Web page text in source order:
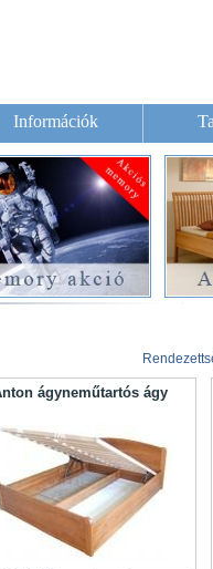
Információk
ágyneműtartós ágy